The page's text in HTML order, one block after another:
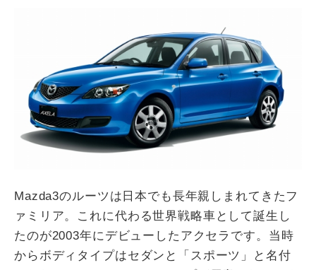
Mazda3のルーツは日本でも長年親しまれてきたフ
ァミリア。これに代わる世界戦略車として誕生し
たのが2003年にデビューしたアクセラです。当時
からボディタイプはセダンと「スポーツ」と名付